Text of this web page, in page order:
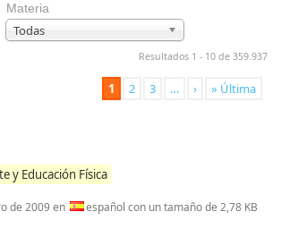
Materia
Todas
Resultados 1 - 10 de 359.937
1 2 3 … › » Última
y Educación Física
de 2009en español con un tamaño de 2,78 KB